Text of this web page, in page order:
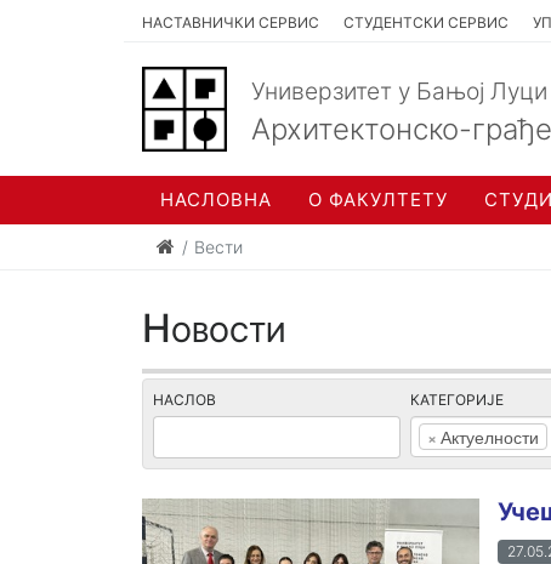
НАСТАВНИЧКИ СЕРВИС СТУДЕНТСКИ СЕРВИС
Универзитет у Бањој Луци
Архитектонско-
НАСЛОВНА О ФАКУЛТЕТУ
Вести
Новости
НАСЛОВ КАТЕГОРИЈЕ
× Актуелности